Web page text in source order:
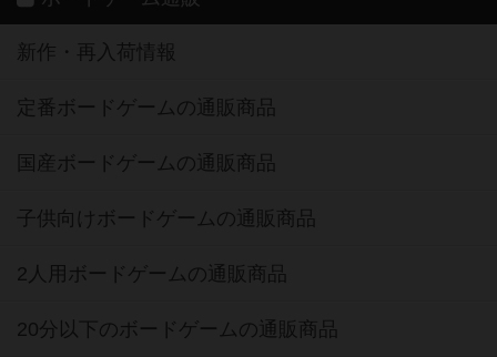
新作・再入荷情報
定番ボードゲームの通販商品
国産ボードゲームの通販商品
子供向けボードゲームの通販商品
2人用ボードゲームの通販商品
20分以下のボードゲームの通販商品